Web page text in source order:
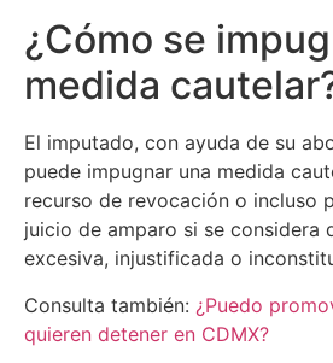
¿Cómo se
medida
El imputado, con ayuda de su
puede impugnar una medida
recurso de revocación o incluso
juicio de amparo si se considera
excesiva, injustificada o
Consulta también: ¿Puedo
quieren detener en CDMX?